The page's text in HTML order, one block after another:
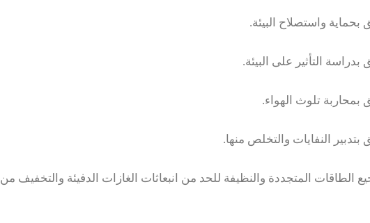
الطاقات المتجددة والنظيفة للحد من انبعاثات الغازات الدفيئة والتخفيف من